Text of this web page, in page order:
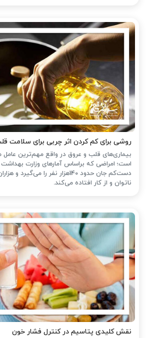
روشی برای کم کردن اثر چربی برای سلامت
بیماری‌های قلب و عروق در واقع مهم‌ترین عامل
است؛ امراضی که براساس آمارهای وزارت بهداشت
دست‌کم جان حدود 140هزار نفر را
ناتوان و از کار افتاده می‌کند.
نقش کلیدی پتاسیم در کنترل فشار خون